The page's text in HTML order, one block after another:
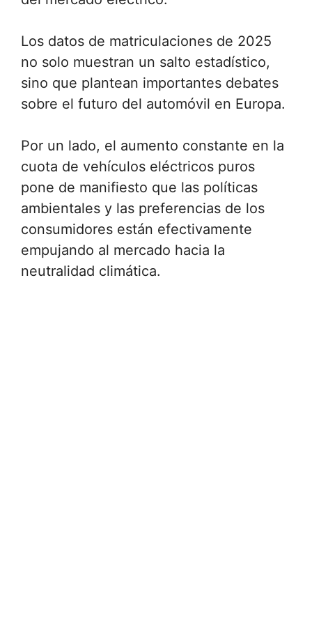
Los datos de matriculaciones de 2025
no solo muestran un salto estadístico,
sino que plantean importantes debates
sobre el futuro del automóvil en Europa.
Por un lado, el aumento constante en la
cuota de vehículos eléctricos puros
pone de manifiesto que las políticas
ambientales y las preferencias de los
consumidores están efectivamente
empujando al mercado hacia la
neutralidad climática.